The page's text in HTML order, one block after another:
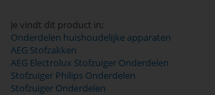
Je vindt dit product in;
Onderdelen huishoudelijke apparaten
AEG Stofzakken
AEG Electrolux Stofzuiger Onderdelen
Stofzuiger Philips Onderdelen
Stofzuiger Onderdelen